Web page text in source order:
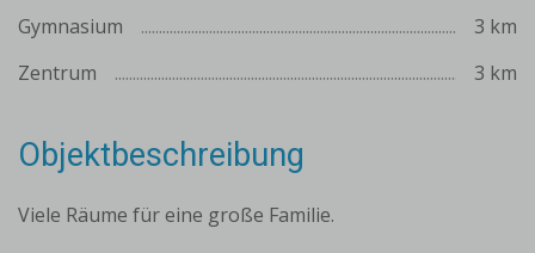
Gymnasium
3 km
Zentrum
3 km
Objektbeschreibung
Viele Räume für eine große Familie.